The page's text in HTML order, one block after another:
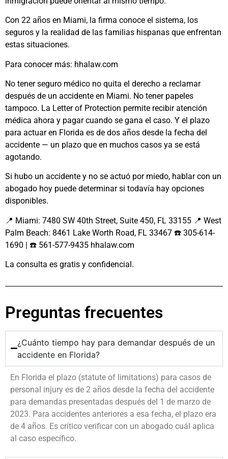
Con 22 años en Miami, la firma conoce el sistema, los
seguros y la realidad de las familias hispanas que enfrentan
estas situaciones.
Para conocer más: hhalaw.com
No tener seguro médico no quita el derecho a reclamar
después de un accidente en Miami. No tener papeles
tampoco. La Letter of Protection permite recibir atención
médica ahora y pagar cuando se gana el caso. Y el plazo
para actuar en Florida es de dos años desde la fecha del
accidente — un plazo que en muchos casos ya se está
agotando.
Si hubo un accidente y no se actuó por miedo, hablar con un
abogado hoy puede determinar si todavía hay opciones
disponibles.
📍 Miami: 7480 SW 40th Street, Suite 450, FL 33155 📍 West
Palm Beach: 8461 Lake Worth Road, FL 33467 ☎️ 305-614-
1690 | ☎️ 561-577-9435 hhalaw.com
La consulta es gratis y confidencial.
Preguntas frecuentes
¿Cuánto tiempo hay para demandar después de un
accidente en Florida?
En Florida el plazo (statute of limitations) para casos de
personal injury es de 2 años desde la fecha del accidente
para demandas presentadas después del 1 de marzo de
2023. Para accidentes anteriores a esa fecha, el plazo era
de 4 años. Es crítico verificar con un abogado cuál aplica
al caso específico.